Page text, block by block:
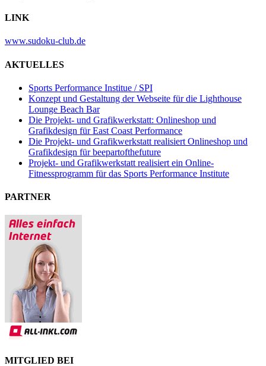
LINK
www.sudoku-club.de
AKTUELLES
Sports Performance Institue / SPI
Konzept und Gestaltung der Webseite für die Lighthouse
Lounge Beach Bar
Die Projekt- und Grafikwerkstatt: Onlineshop und
Grafikdesign für East Coast Performance
Die Projekt- und Grafikwerkstatt realisiert Onlineshop und
Grafikdesign für beepartofthefuture
Projekt- und Grafikwerkstatt realisiert ein Online-
Fitnessprogramm für das Sports Performance Institute
PARTNER
MITGLIED BEI